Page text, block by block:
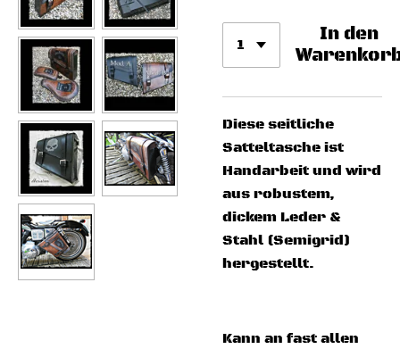
In den
Diese seitliche
Satteltasche ist
Handarbeit und wird
aus robustem,
dickem Leder &
Stahl (Semigrid)
hergestellt.
Kann an fast allen